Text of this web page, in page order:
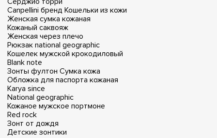
Canpellini бренд Кошельки из кожи
Женская сумка кожаная
Кожаный саквояж
Женская через плечо
Рюкзак national geographic
Кошелек мужской крокодиловый
Blank note
Зонты фултон Сумка кожа
Обложка для паспорта кожаная
Karya since
National geographic
Кожаное мужское портмоне
Red rock
Зонт от дождя
Детские зонтики